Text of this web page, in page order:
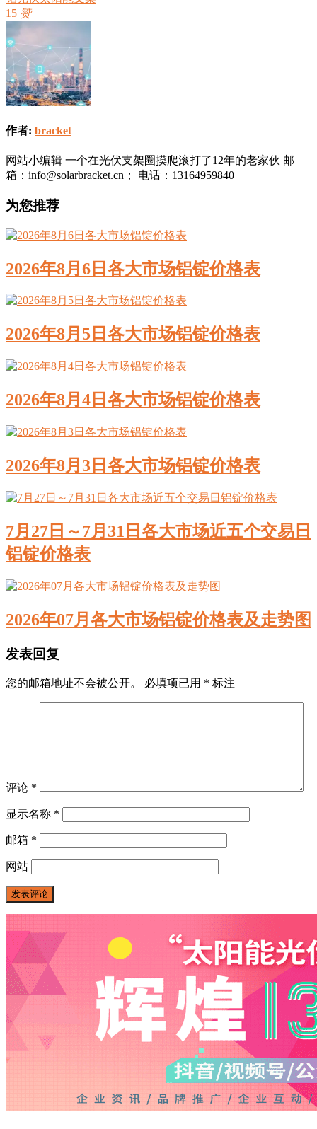
15 赞
作者: bracket
网站小编辑 一个在光伏支架圈摸爬滚打了12年的老家伙 邮
箱：info@solarbracket.cn； 电话：13164959840
为您推荐
2026年8月6日各大市场铝锭价格表
2026年8月5日各大市场铝锭价格表
2026年8月4日各大市场铝锭价格表
2026年8月3日各大市场铝锭价格表
7月27日～7月31日各大市场近五个交易日
铝锭价格表
2026年07月各大市场铝锭价格表及走势图
发表回复
您的邮箱地址不会被公开。 必填项已用 * 标注
评论 *
显示名称 *
邮箱 *
网站